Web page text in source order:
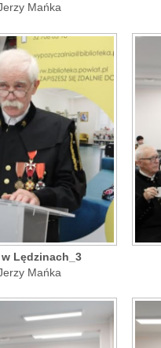
Mańka
Lędzinach_3
Mańka